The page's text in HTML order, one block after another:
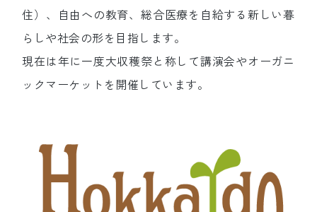
住）、自由への教育、総合医療を自給する新しい暮
らしや社会の形を目指します。
現在は年に一度大収穫祭と称して講演会やオーガニ
ックマーケットを開催しています。